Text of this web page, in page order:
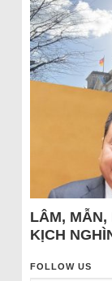
LÂM, MẪN,
KỊCH
FOLLOW US